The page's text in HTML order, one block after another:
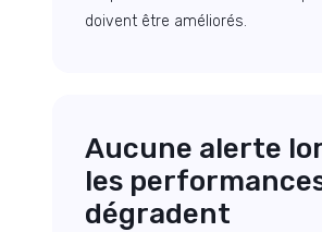
doivent être améliorés.
Aucune alerte
les
dégradent